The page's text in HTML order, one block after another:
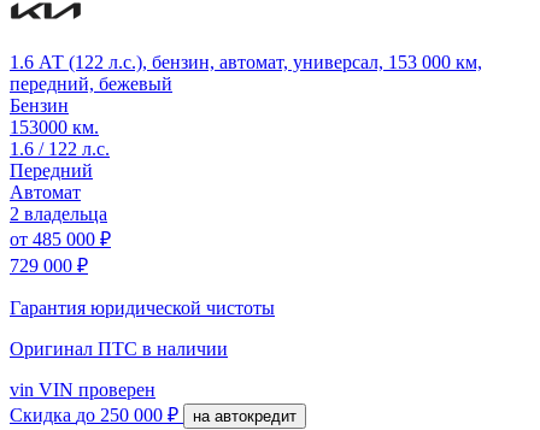
1.6 АТ (122 л.с.), бензин, автомат, универсал, 153 000 км,
передний, бежевый
Бензин
153000 км.
1.6 / 122 л.с.
Передний
Автомат
2 владельца
от 485 000 ₽
729 000 ₽
Гарантия юридической чистоты
Оригинал ПТС в наличии
vin VIN проверен
Скидка до 250 000 ₽ на автокредит